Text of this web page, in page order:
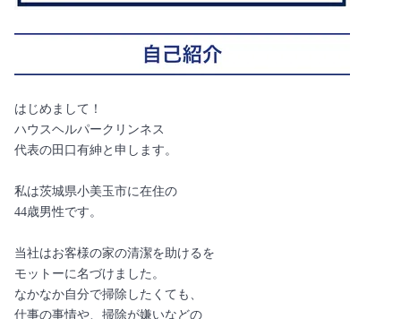
はじめまして！
ハウスヘルパークリンネス
代表の田口有紳と申します。
私は茨城県小美玉市に在住の
44歳男性です。
当社はお客様の家の清潔を助けるを
モットーに名づけました。
なかなか自分で掃除したくても、
仕事の事情や、掃除が嫌いなどの